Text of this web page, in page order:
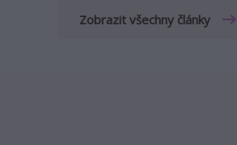
Zobrazit všechny články